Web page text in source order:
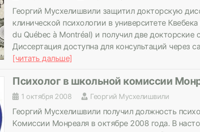
Георгий Мусхелишвили защитил докторскую
клинической психологии в университете
du Québec à Montréal) и получил две докторские
Диссертация доступна для консультаций через
[читать дальше]
Психолог в школьной комиссии
1 октября 2008 Георгий Мусхелишвили
Георгий Мусхелишвили получил должность
Kомиссии Монреаля в октябре 2008 года. В